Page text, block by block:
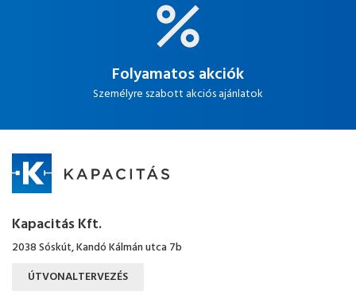
Folyamatos akciók
Személyre szabott akciós ajánlatok
Kapacitás Kft.
2038 Sóskút, Kandó Kálmán utca 7b
ÚTVONALTERVEZÉS